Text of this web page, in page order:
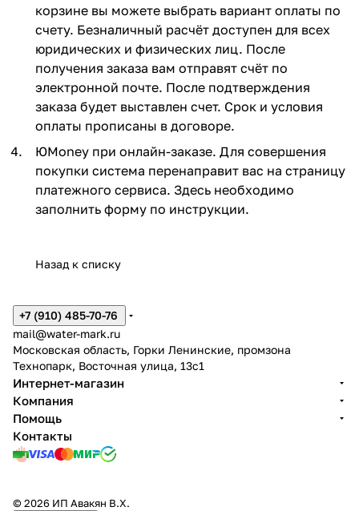
корзине вы можете выбрать вариант оплаты по
счету. Безналичный расчёт доступен для всех
юридических и физических лиц. После
получения заказа вам отправят счёт по
электронной почте. После подтверждения
заказа будет выставлен счет. Срок и условия
оплаты прописаны в договоре.
ЮMoney при онлайн-заказе. Для совершения
покупки система перенаправит вас на страницу
платежного сервиса. Здесь необходимо
заполнить форму по инструкции.
Назад к списку
+7 (910) 485-70-76
mail@water-mark.ru
Московская область, Горки Ленинские, промзона
Технопарк, Восточная улица, 13с1
Интернет-магазин
Компания
Помощь
Контакты
© 2026 ИП Авакян В.Х.